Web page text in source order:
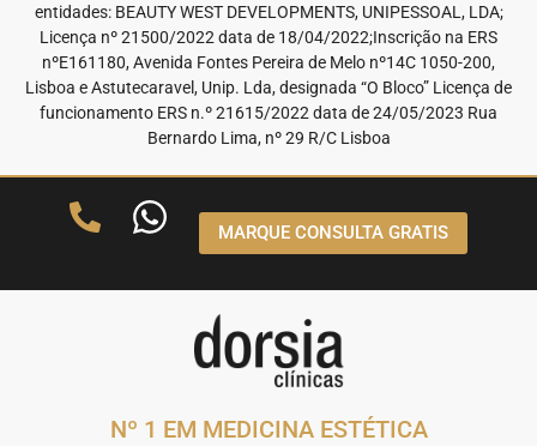
entidades: BEAUTY WEST DEVELOPMENTS, UNIPESSOAL, LDA;
Licença nº 21500/2022 data de 18/04/2022;Inscrição na ERS
nºE161180, Avenida Fontes Pereira de Melo nº14C 1050-200,
Lisboa e Astutecaravel, Unip. Lda, designada “O Bloco” Licença de
funcionamento ERS n.º 21615/2022 data de 24/05/2023 Rua
Bernardo Lima, nº 29 R/C Lisboa
MARQUE CONSULTA GRATIS
Nº 1 EM MEDICINA ESTÉTICA